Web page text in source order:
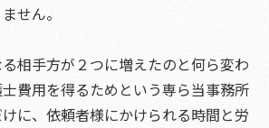
せん。
相手方が２つに増えたのと何ら変わ
費用を得るためという専ら当事務所
に、依頼者様にかけられる時間と労